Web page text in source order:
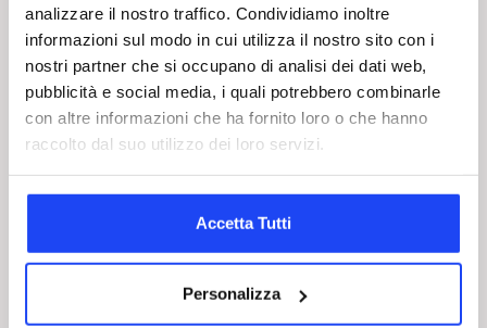
analizzare il nostro traffico. Condividiamo inoltre
informazioni sul modo in cui utilizza il nostro sito con i
nostri partner che si occupano di analisi dei dati web,
pubblicità e social media, i quali potrebbero combinarle
con altre informazioni che ha fornito loro o che hanno
raccolto dal suo utilizzo dei loro servizi.
Accetta Tutti
Personalizza
l’effettivo posizionamento degli annunci tramite le
piattaforme di advertising, che consentono di automatizzare
le campagne in tempo reale.
Infine, nella fase di monitoraggio i risultati vengono
analizzati costantemente, permettendo di modificare i
on Investment).
mossa strategicaper migliorare le proprie campagne
pubblicitarie e intercettare le best practice.
Conoscere, infatti, il team aziendale o le agenzie di media